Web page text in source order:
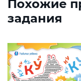
Похожие
задания